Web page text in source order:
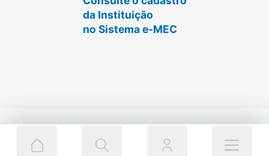
da Instituição
no Sistema e-MEC